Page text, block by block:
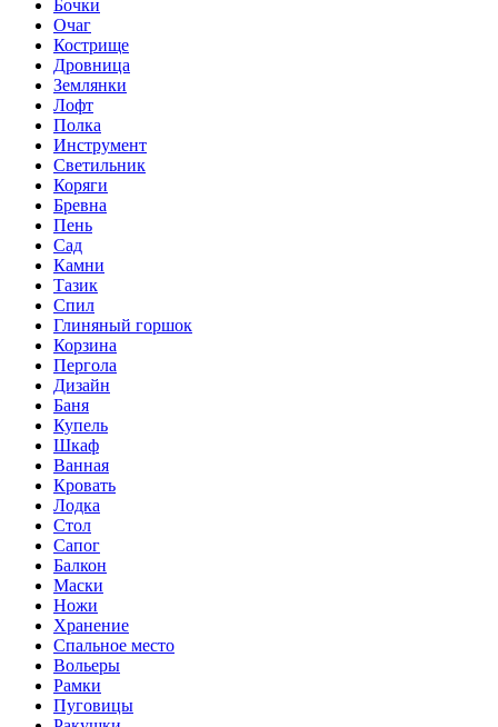
Бочки
Очаг
Кострище
Дровница
Землянки
Лофт
Полка
Инструмент
Светильник
Коряги
Бревна
Пень
Сад
Камни
Тазик
Спил
Глиняный горшок
Корзина
Пергола
Дизайн
Баня
Купель
Шкаф
Ванная
Кровать
Лодка
Стол
Сапог
Балкон
Маски
Ножи
Хранение
Спальное место
Вольеры
Рамки
Пуговицы